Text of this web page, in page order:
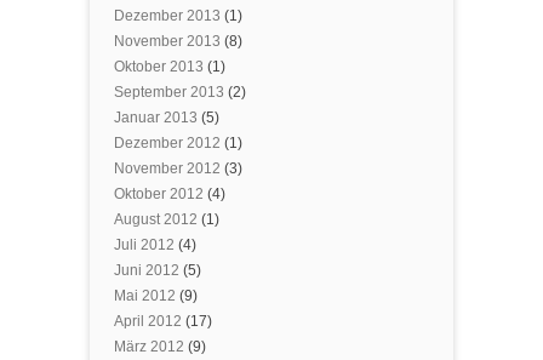
Dezember 2013 (1)
November 2013 (8)
Oktober 2013 (1)
September 2013 (2)
Januar 2013 (5)
Dezember 2012 (1)
November 2012 (3)
Oktober 2012 (4)
August 2012 (1)
Juli 2012 (4)
Juni 2012 (5)
Mai 2012 (9)
April 2012 (17)
März 2012 (9)